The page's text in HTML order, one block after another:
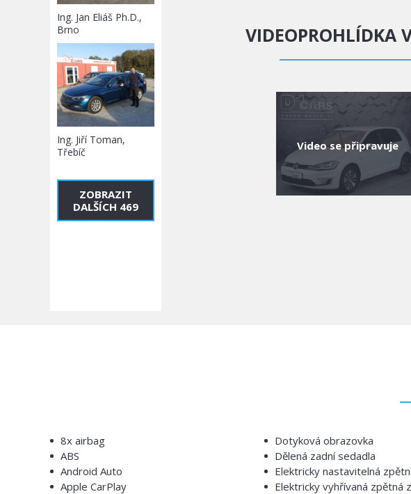
VIDEOPROHLÍDKA
Video se připravuje
Ing. Jan Eliáš Ph.D.,
Brno
Ing. Jiří Toman,
Třebíč
ZOBRAZIT
DALŠÍCH 469
8x airbag
ABS
Android Auto
Apple CarPlay
Dotyková obrazovka
Dělená zadní sedadla
Elektricky nastavitelná
Elektricky vyhřívaná zpětná